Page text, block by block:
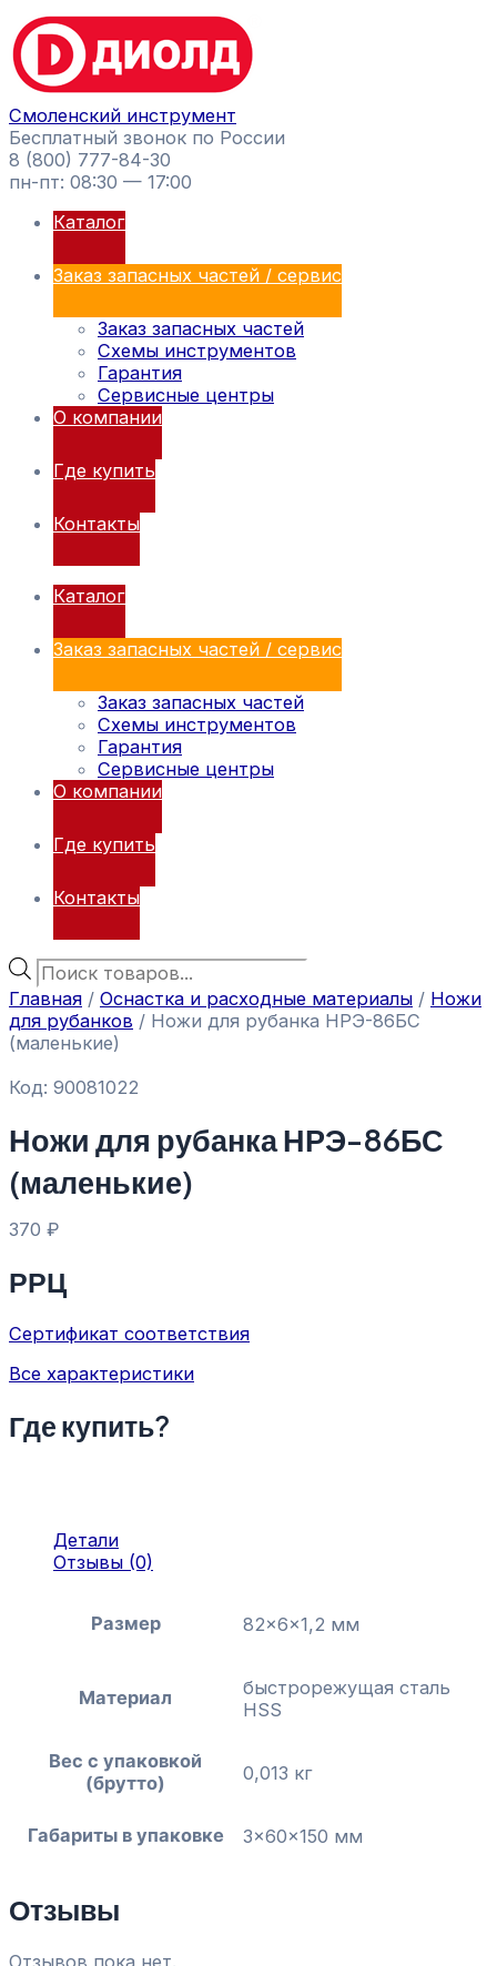
Перейти
к
содержимому
Смоленский инструмент
Бесплатный звонок по России
8 (800) 777-84-30
пн-пт: 08:30 — 17:00
Каталог
Заказ запасных частей / сервис
Заказ запасных частей
Схемы инструментов
Гарантия
Сервисные центры
О компании
Где купить
Контакты
Каталог
Заказ запасных частей / сервис
Заказ запасных частей
Схемы инструментов
Гарантия
Сервисные центры
О компании
Где купить
Контакты
Поиск
товаров
Главная / Оснастка и расходные материалы / Ножи
для рубанков / Ножи для рубанка НРЭ-86БС
(маленькие)
Код: 90081022
Ножи для рубанка НРЭ-86БС
(маленькие)
370 ₽
РРЦ
Сертификат соответствия
Все характеристики
Где купить?
Детали
Отзывы (0)
Размер 82x6x1,2 мм
Материал
быстрорежущая сталь
HSS
Вес с упаковкой
(брутто)
0,013 кг
Габариты в упаковке 3x60x150 мм
Отзывы
Отзывов пока нет.